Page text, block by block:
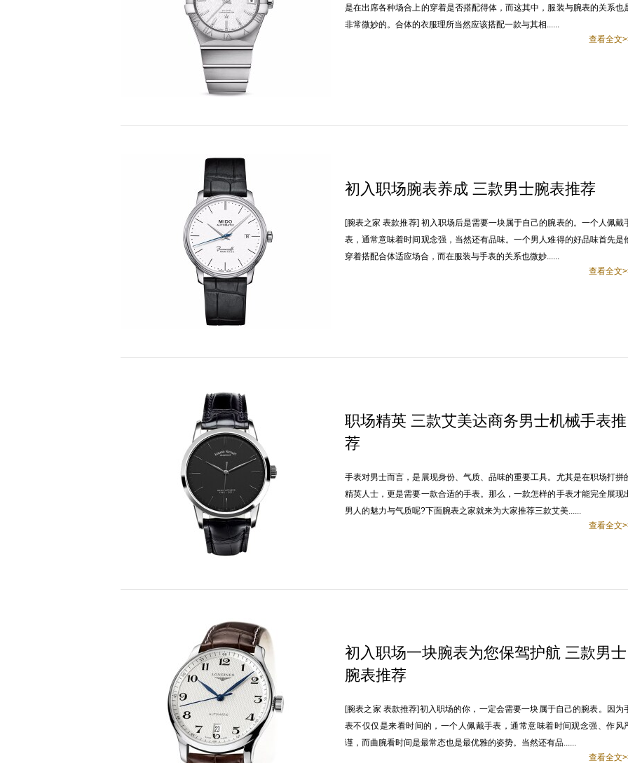
是在出席各种场合上的穿着是否搭配得体，而这其中，服装与腕表的关系也
非常微妙的。合体的衣服理所当然应该搭配一款与其相......
查看全文
初入职场腕表养成 三款男士腕表推荐
[腕表之家 表款推荐] 初入职场后是需要一块属于自己的腕表的。一个人佩戴
表，通常意味着时间观念强，当然还有品味。一个男人难得的好品味首先是
穿着搭配合体适应场合，而在服装与手表的关系也微妙......
查看全文
职场精英 三款艾美达商务男士机械手表推
荐
手表对男士而言，是展现身份、气质、品味的重要工具。尤其是在职场打拼
精英人士，更是需要一款合适的手表。那么，一款怎样的手表才能完全展现
男人的魅力与气质呢?下面腕表之家就来为大家推荐三款艾美......
查看全文
初入职场一块腕表为您保驾护航 三款男士
腕表推荐
[腕表之家 表款推荐]初入职场的你，一定会需要一块属于自己的腕表。因为
表不仅仅是来看时间的，一个人佩戴手表，通常意味着时间观念强、作风
谨，而曲腕看时间是最常态也是最优雅的姿势。当然还有品......
查看全文